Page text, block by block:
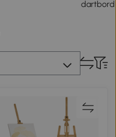
dartbord